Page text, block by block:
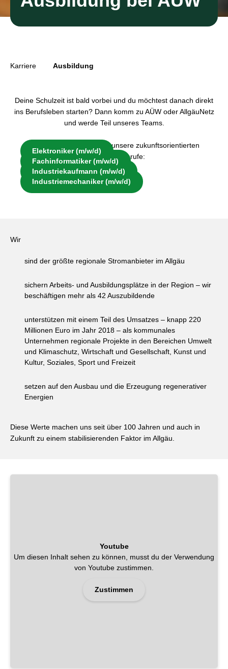
Karriere Ausbildung
Deine Schulzeit ist bald vorbei und du möchtest danach direkt
ins Berufsleben starten? Dann komm zu AÜW oder AllgäuNetz
und werde Teil unseres Teams.
Informiere dich jetzt über unsere zukunftsorientierten
Ausbildungsberufe:
Elektroniker (m/w/d)
Fachinformatiker (m/w/d)
Industriekaufmann (m/w/d)
Industriemechaniker (m/w/d)
Wir
sind der größte regionale Stromanbieter im Allgäu
sichern Arbeits- und Ausbildungsplätze in der Region – wir
beschäftigen mehr als 42 Auszubildende
unterstützen mit einem Teil des Umsatzes – knapp 220
Millionen Euro im Jahr 2018 – als kommunales
Unternehmen regionale Projekte in den Bereichen Umwelt
und Klimaschutz, Wirtschaft und Gesellschaft, Kunst und
Kultur, Soziales, Sport und Freizeit
setzen auf den Ausbau und die Erzeugung regenerativer
Energien
Diese Werte machen uns seit über 100 Jahren und auch in
Zukunft zu einem stabilisierenden Faktor im Allgäu.
Youtube
Um diesen Inhalt sehen zu können, musst du der Verwendung
von Youtube zustimmen.
Zustimmen